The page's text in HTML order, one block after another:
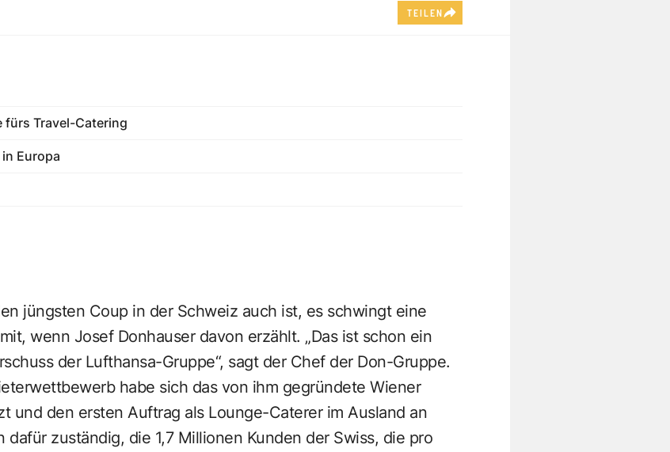
TEILEN
fürs Travel-Catering
Europa
jüngsten Coup in der Schweiz auch ist, es schwingt eine
wenn Josef Donhauser davon erzählt. „Das ist schon ein
der Lufthansa-Gruppe“, sagt der Chef der Don-Gruppe.
habe sich das von ihm gegründete Wiener
und den ersten Auftrag als Lounge-Caterer im Ausland an
dafür ­zuständig, die 1,7 Millionen Kunden der Swiss, die pro